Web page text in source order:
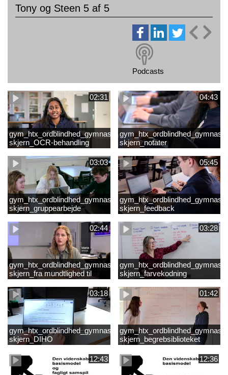
Tony og Steen 5 af 5
Podcasts
02:31
gym_htx_ordblindhed_gymnasiet
skjern_OCR-behandling
04:43
skjern_notater
03:03
gym_htx_ordblindhed_gymnasiet
skjern_gruppearbejde
05:45
skjern_feedback
02:44
gym_htx_ordblindhed_gymnasiet
skjern_fra mundtlighed til
skriftlighed
03:28
skjern_farvekodning
03:18
gym_htx_ordblindhed_gymnasiet
skjern_DIHO
01:42
skjern_begrebsiblioteket
12:43 12:36